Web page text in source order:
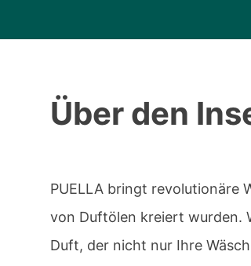
Über den
PUELLA bringt revolutionäre
von Duftölen kreiert wurden.
Duft, der nicht nur Ihre